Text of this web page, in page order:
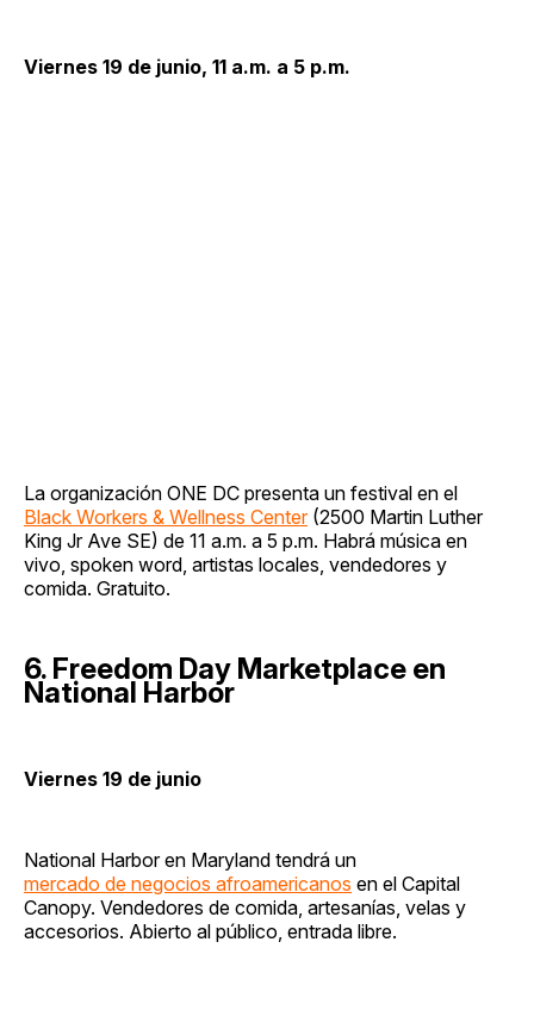
Viernes 19 de junio, 11 a.m. a 5 p.m.
La organización ONE DC presenta un festival en el
Black Workers & Wellness Center(2500 Martin Luther
King Jr Ave SE) de 11 a.m. a 5 p.m. Habrá música en
vivo, spoken word, artistas locales, vendedores y
comida. Gratuito.
6. Freedom Day Marketplace en
National Harbor
Viernes 19 de junio
National Harbor en Maryland tendrá un
mercado de negocios afroamericanos en el Capital
Canopy. Vendedores de comida, artesanías, velas y
accesorios. Abierto al público, entrada libre.